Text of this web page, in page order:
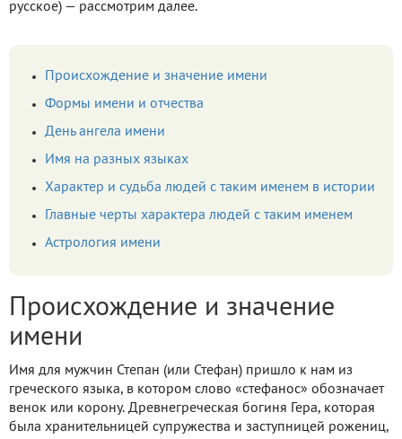
русское) — рассмотрим далее.
Происхождение и значение имени
Формы имени и отчества
День ангела имени
Имя на разных языках
Характер и судьба людей с таким именем в истории
Главные черты характера людей с таким именем
Астрология имени
Происхождение и значение
имени
Имя для мужчин Степан (или Стефан) пришло к нам из
греческого языка, в котором слово «стефанос» обозначает
венок или корону. Древнегреческая богиня Гера, которая
была хранительницей супружества и заступницей рожениц,